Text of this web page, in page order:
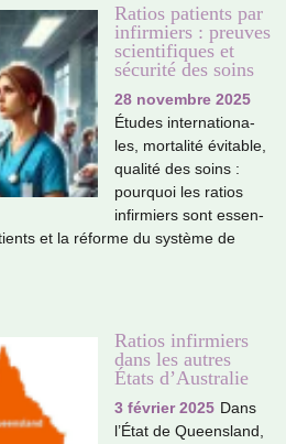
Ratios patients par
infirmiers : preuves
scientifiques et
sécurité des soins
28 novembre 2025
Études inter­na­tio­na­
les, mor­ta­lité évitable,
qua­lité des soins :
pour­quoi les ratios
infir­miers sont essen­
et la réforme du sys­tème de
Ratios infirmiers
dans les autres
États d’Australie
3 février 2025 Dans
l’État de Queensland,